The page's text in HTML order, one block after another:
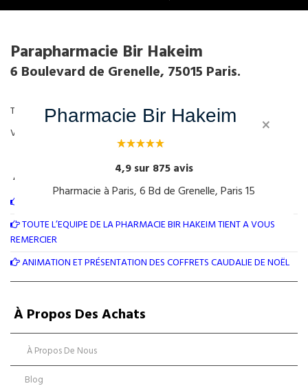
×
Pharmacie Bir Hakeim
4,9 sur 875 avis
Pharmacie à Paris, 6 Bd de Grenelle, Paris 15
Parapharmacie Bir Hakeim
6 Boulevard de Grenelle, 75015 Paris.
Tél: +33 1 45 77 33 30 Contact:Formulaire
Votre Pharmacie proche de la Tour Eiffel.
ARTICLES RÉCENTS
TOUTE L’ÉQUIPE DE LA PHARMACIE BIR HAKEIM TIENT À VOUS
REMERCIER
ANIMATION ET PRÉSENTATION DES COFFRETS CAUDALIE DE NOËL
À Propos Des Achats
À Propos De Nous
Blog